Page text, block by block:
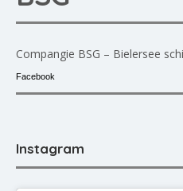
Compangie BSG – Bielersee
Facebook
Instagram